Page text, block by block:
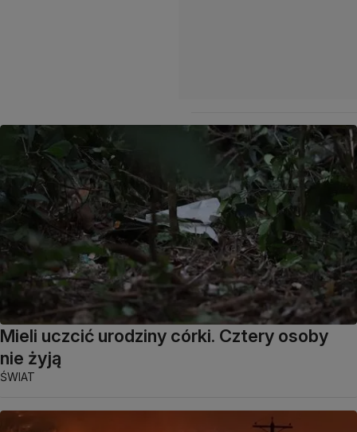
Mieli uczcić urodziny córki. Cztery osoby
nie żyją
ŚWIAT